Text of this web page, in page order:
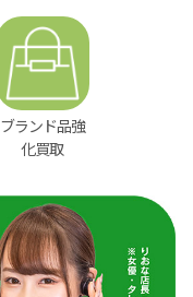
ブランド品強
化買取